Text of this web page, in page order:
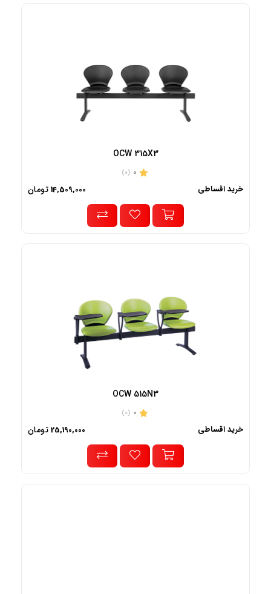
OCW 315X3
(0)
خرید اقساطی 14,509,000تومان
OCW 515N3
(0)
خرید اقساطی 25,190,000تومان